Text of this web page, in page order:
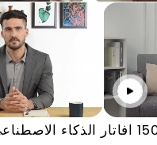
أكثر من 1500 افاتار الذكاء
انقر للتشغيل